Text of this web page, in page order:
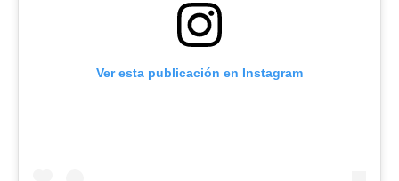
Ver esta publicación en Instagram